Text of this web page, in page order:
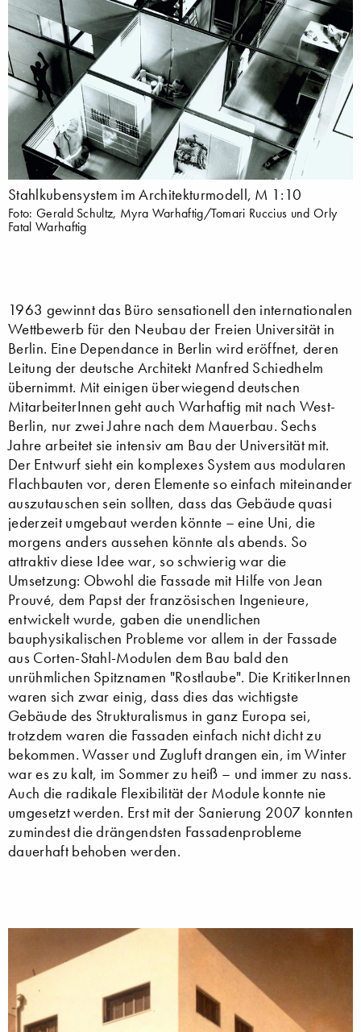
Stahlkubensystem im Architekturmodell, M 1:10
Foto: Gerald Schultz, Myra Warhaftig/Tomari Ruccius und Orly
Fatal Warhaftig
1963 gewinnt das Büro sensationell den internationalen
Wettbewerb für den Neubau der Freien Universität in
Berlin. Eine Dependance in Berlin wird eröffnet, deren
Leitung der deutsche Architekt Manfred Schiedhelm
übernimmt. Mit einigen überwiegend deutschen
MitarbeiterInnen geht auch Warhaftig mit nach West-
Berlin, nur zwei Jahre nach dem Mauerbau. Sechs
Jahre arbeitet sie intensiv am Bau der Universität mit.
Der Entwurf sieht ein komplexes System aus modularen
Flachbauten vor, deren Elemente so einfach miteinander
auszutauschen sein sollten, dass das Gebäude quasi
jederzeit umgebaut werden könnte – eine Uni, die
morgens anders aussehen könnte als abends. So
attraktiv diese Idee war, so schwierig war die
Umsetzung: Obwohl die Fassade mit Hilfe von Jean
Prouvé, dem Papst der französischen Ingenieure,
entwickelt wurde, gaben die unendlichen
bauphysikalischen Probleme vor allem in der Fassade
aus Corten-Stahl-Modulen dem Bau bald den
unrühmlichen Spitznamen "Rostlaube". Die KritikerInnen
waren sich zwar einig, dass dies das wichtigste
Gebäude des Strukturalismus in ganz Europa sei,
trotzdem waren die Fassaden einfach nicht dicht zu
bekommen. Wasser und Zugluft drangen ein, im Winter
war es zu kalt, im Sommer zu heiß – und immer zu nass.
Auch die radikale Flexibilität der Module konnte nie
umgesetzt werden. Erst mit der Sanierung 2007 konnten
zumindest die drängendsten Fassadenprobleme
dauerhaft behoben werden.